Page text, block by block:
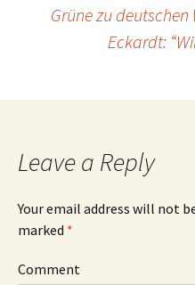
Post
Grüne zu
Eckardt:
Leave a Reply
Your email address will not
marked *
Comment